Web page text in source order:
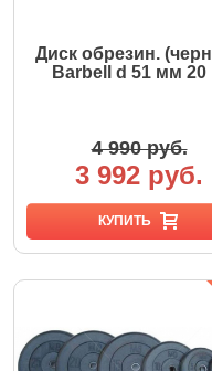
Диск обрезин.
Barbell d 51 мм 20
4 990 руб.
3 992 руб.
КУПИТЬ